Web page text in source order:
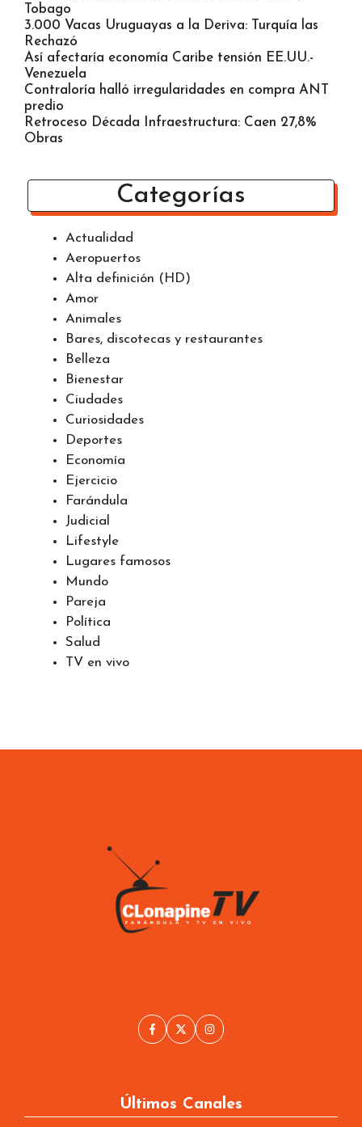
Tobago
3.000 Vacas Uruguayas a la Deriva: Turquía las
Rechazó
Así afectaría economía Caribe tensión EE.UU.-
Venezuela
Contraloría halló irregularidades en compra ANT
predio
Retroceso Década Infraestructura: Caen 27,8%
Obras
Categorías
Actualidad
Aeropuertos
Alta definición (HD)
Amor
Animales
Bares, discotecas y restaurantes
Belleza
Bienestar
Ciudades
Curiosidades
Deportes
Economía
Ejercicio
Farándula
Judicial
Lifestyle
Lugares famosos
Mundo
Pareja
Política
Salud
TV en vivo
Últimos Canales